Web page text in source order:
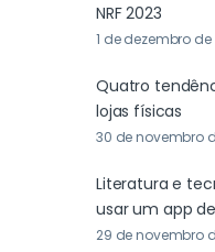
NRF 2023
1 de dezembro de
Quatro
lojas físicas
30 de novembro
Literatura e
usar um app
29 de novembro